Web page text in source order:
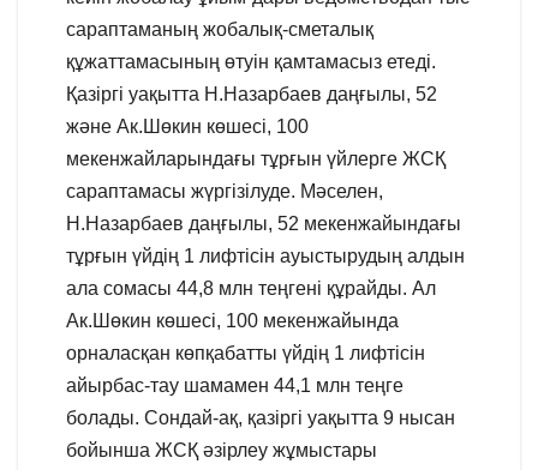
сараптаманың жобалық-сметалық
құжаттамасының өтуін қамтамасыз етеді.
Қазіргі уақытта Н.Назарбаев даңғылы, 52
және Ак.Шөкин көшесі, 100
мекенжайларындағы тұрғын үйлерге ЖСҚ
сараптамасы жүргізілуде. Мәселен,
Н.Назарбаев даңғылы, 52 мекенжайындағы
тұрғын үйдің 1 лифтісін ауыстырудың алдын
ала сомасы 44,8 млн теңгені құрайды. Ал
Ак.Шөкин көшесі, 100 мекенжайында
орналасқан көпқабатты үйдің 1 лифтісін
айырбас-тау шамамен 44,1 млн теңге
болады. Сондай-ақ, қазіргі уақытта 9 нысан
бойынша ЖСҚ әзірлеу жұмыстары